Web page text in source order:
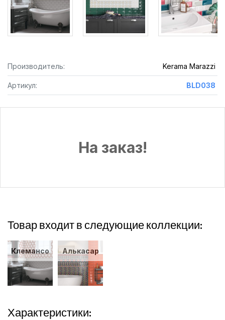
Производитель: Kerama Marazzi
Артикул: BLD038
На заказ!
Товар входит в следующие коллекции:
Клемансо Алькасар
Характеристики: